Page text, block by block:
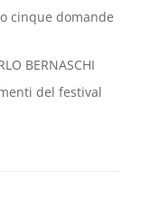
cinque domande
BERNASCHI
del festival